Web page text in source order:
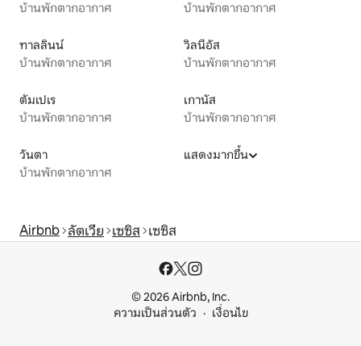
บ้านพักตากอากาศ
บ้านพักตากอากาศ
ทาลลินน์
บ้านพักตากอากาศ
วิลนีอัส
บ้านพักตากอากาศ
ตัมเปเร
บ้านพักตากอากาศ
เกานัส
บ้านพักตากอากาศ
วันตา
บ้านพักตากอากาศ
แสดงมากขึ้น
Airbnb ลัตเวีย เซซิส เซซิส
© 2026 Airbnb, Inc.
ความเป็นส่วนตัว
เงื่อนไข